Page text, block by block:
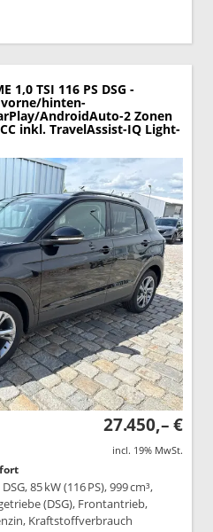
drucken
1,0 TSI 116 PS DSG -
vorne/hinten-
AndroidAuto-2 Zonen
inkl. TravelAssist-IQ Light-
27.450,– €
incl. 19% MwSt.
85 kW (116 PS), 999 cm³,
(DSG), Frontantrieb,
Kraftstoffverbrauch